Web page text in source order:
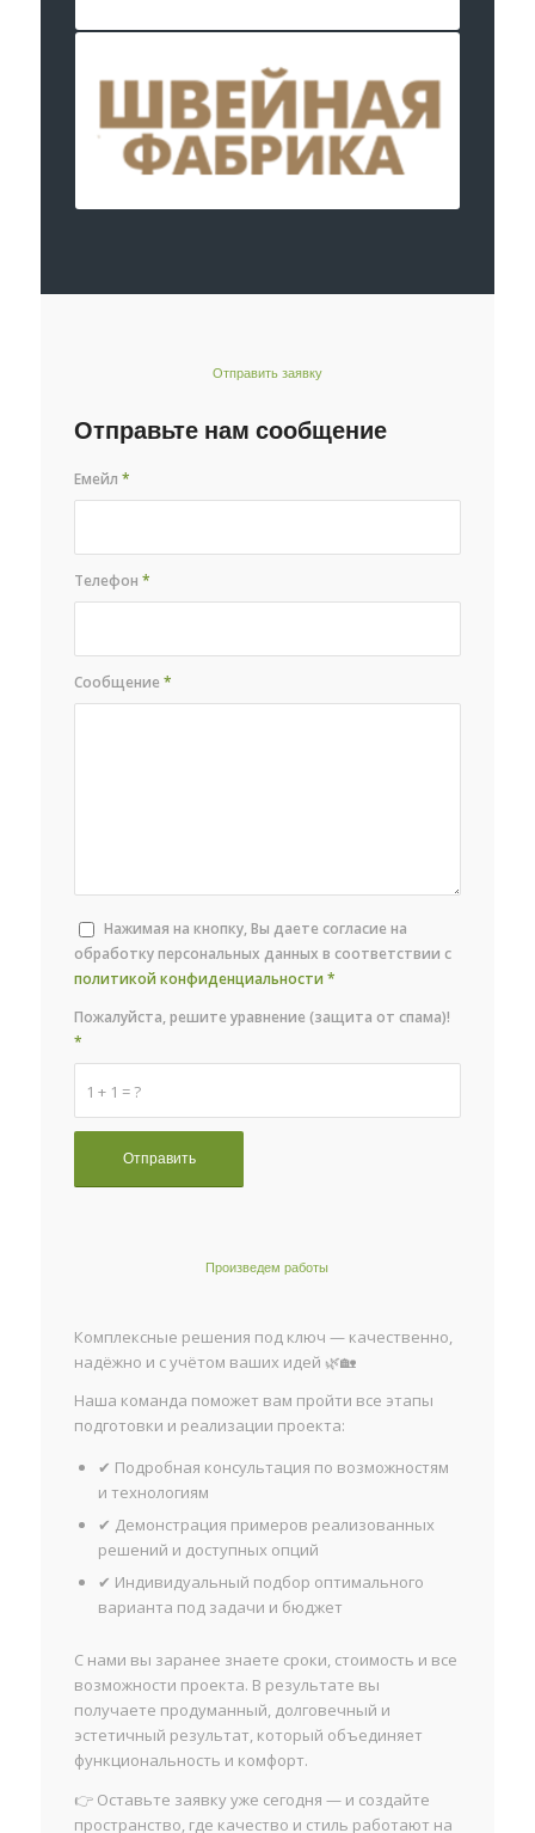
Отправить заявку
Отправьте нам сообщение
Емейл*
Телефон*
Сообщение*
Нажимая на кнопку, Вы даете согласие на
обработку персональных данных в соответствии с
политикой конфиденциальности *
1 + 1 = ?
Пожалуйста, решите уравнение (защита от спама)!
*
Произведем работы
Комплексные решения под ключ — качественно,
надёжно и с учётом ваших идей 🌿🏡
Наша команда поможет вам пройти все этапы
подготовки и реализации проекта:
✔ Подробная консультация по возможностям
и технологиям
✔ Демонстрация примеров реализованных
решений и доступных опций
✔ Индивидуальный подбор оптимального
варианта под задачи и бюджет
С нами вы заранее знаете сроки, стоимость и все
возможности проекта. В результате вы
получаете продуманный, долговечный и
эстетичный результат, который объединяет
функциональность и комфорт.
👉 Оставьте заявку уже сегодня — и создайте
пространство, где качество и стиль работают на